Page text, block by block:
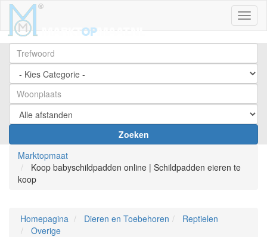
Zoeken
Marktopmaat
Koop babyschildpadden online | Schildpadden eieren te
koop
Homepagina Dieren en Toebehoren
Reptielen
Overige